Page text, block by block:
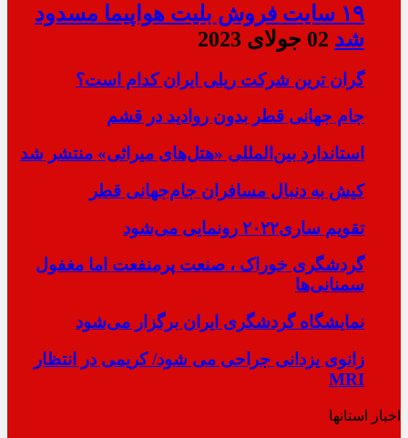
۱۹ سایت فروش بلیت هواپیما مسدود
شد 02 جولای 2023
گران ترین شرکت ریلی ایران کدام است؟
جام جهانی قطر بدون روادید در قشم
استاندارد بین‌المللی «هتل‌های میراثی» منتشر شد
کیش به دنبال مسافران جام‌جهانی قطر
تقویم ساری۲۰۲۲ رونمایی می‌شود
گردشگری خوراک ، صنعت پرمنفعت اما مغفول
سمنانی‌ها
نمایشگاه گردشگری ایران برگزار می‌شود
زانوی یزدانی جراحی می شود/ کریمی در انتظار
MRI
اخبار استانها